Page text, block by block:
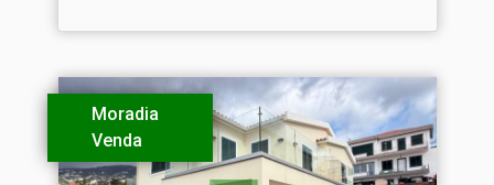
Moradia
Venda